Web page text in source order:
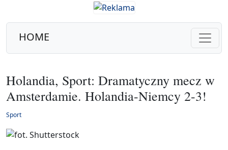
HOME
Holandia, Sport: Dramatyczny mecz w
Amsterdamie. Holandia-Niemcy 2-3!
Sport